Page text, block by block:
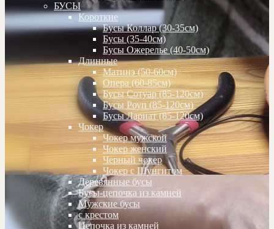
БУСЫ
Короткие
Бусы Коллар (30-35см)
Бусы (35-40см)
Бусы Ожерелье (40-50см)
Длинные
Матинэ (50-60см)
Опера (60-85см)
Бусы Сотуар (85-120см)
Бусы Роуп (85-120см)
Бусы Лариат (85-120см)
Чокер
Чокер мужской
Чокер женский
Черный чокер
Чокер с Шунгитом
Деревянные бусы
Бусы-цепочка из камней
Мужские бусы
с крестом
Цепочка из камней